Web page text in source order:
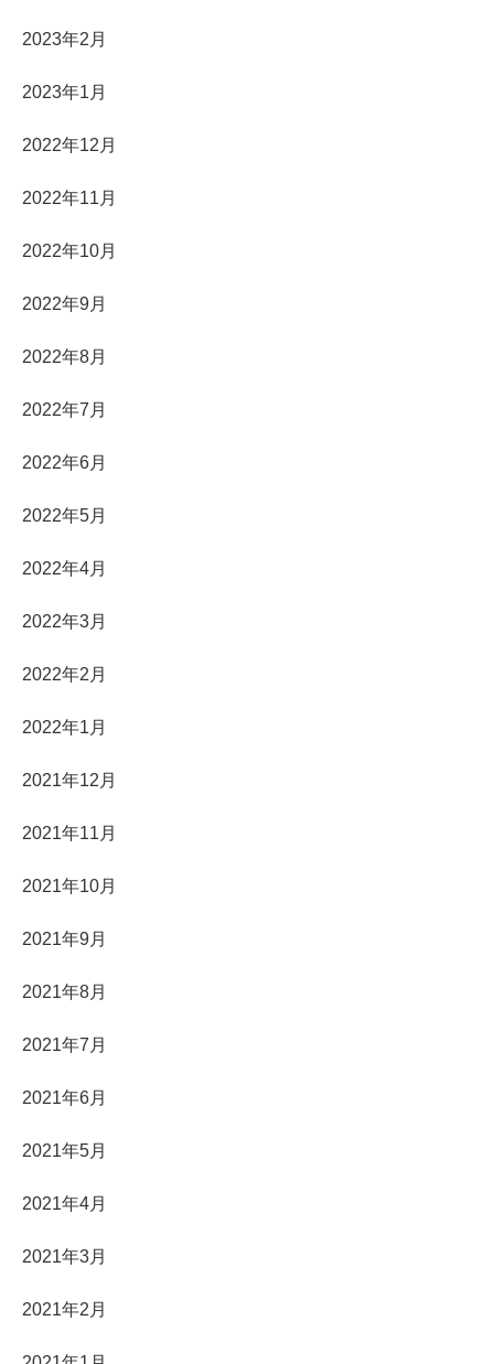
2023年2月
2023年1月
2022年12月
2022年11月
2022年10月
2022年9月
2022年8月
2022年7月
2022年6月
2022年5月
2022年4月
2022年3月
2022年2月
2022年1月
2021年12月
2021年11月
2021年10月
2021年9月
2021年8月
2021年7月
2021年6月
2021年5月
2021年4月
2021年3月
2021年2月